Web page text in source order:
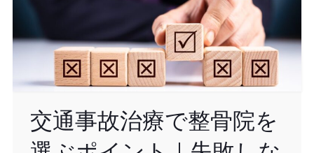
交通事故治療で整骨院を